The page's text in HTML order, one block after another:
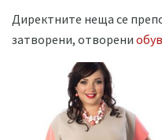
Директните неща се
затворени, отворени